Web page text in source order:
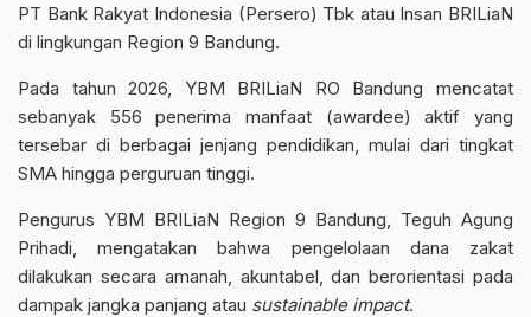
PT Bank Rakyat Indonesia (Persero) Tbk atau Insan BRILiaN
di lingkungan Region 9 Bandung.
Pada tahun 2026, YBM BRILiaN RO Bandung mencatat
sebanyak 556 penerima manfaat (awardee) aktif yang
tersebar di berbagai jenjang pendidikan, mulai dari tingkat
SMA hingga perguruan tinggi.
Pengurus YBM BRILiaN Region 9 Bandung, Teguh Agung
Prihadi, mengatakan bahwa pengelolaan dana zakat
dilakukan secara amanah, akuntabel, dan berorientasi pada
dampak jangka panjang atau sustainable impact.